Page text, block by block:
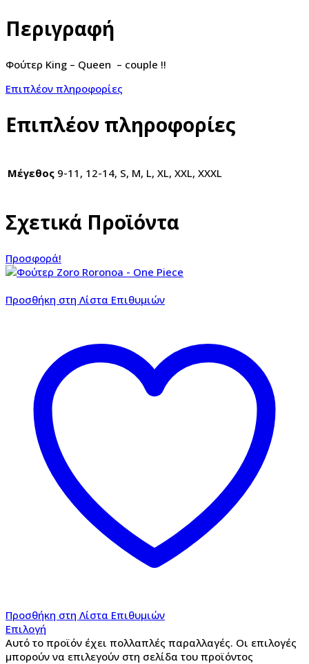
Περιγραφή
Φούτερ King – Queen – couple !!
Επιπλέον πληροφορίες
Επιπλέον πληροφορίες
Μέγεθος 9-11, 12-14, S, M, L, XL, XXL, XXXL
Σχετικά Προϊόντα
Προσφορά!
Προσθήκη στη Λίστα Επιθυμιών
Προσθήκη στη Λίστα Επιθυμιών
Επιλογή
Αυτό το προϊόν έχει πολλαπλές παραλλαγές. Οι επιλογές
μπορούν να επιλεγούν στη σελίδα του προϊόντος